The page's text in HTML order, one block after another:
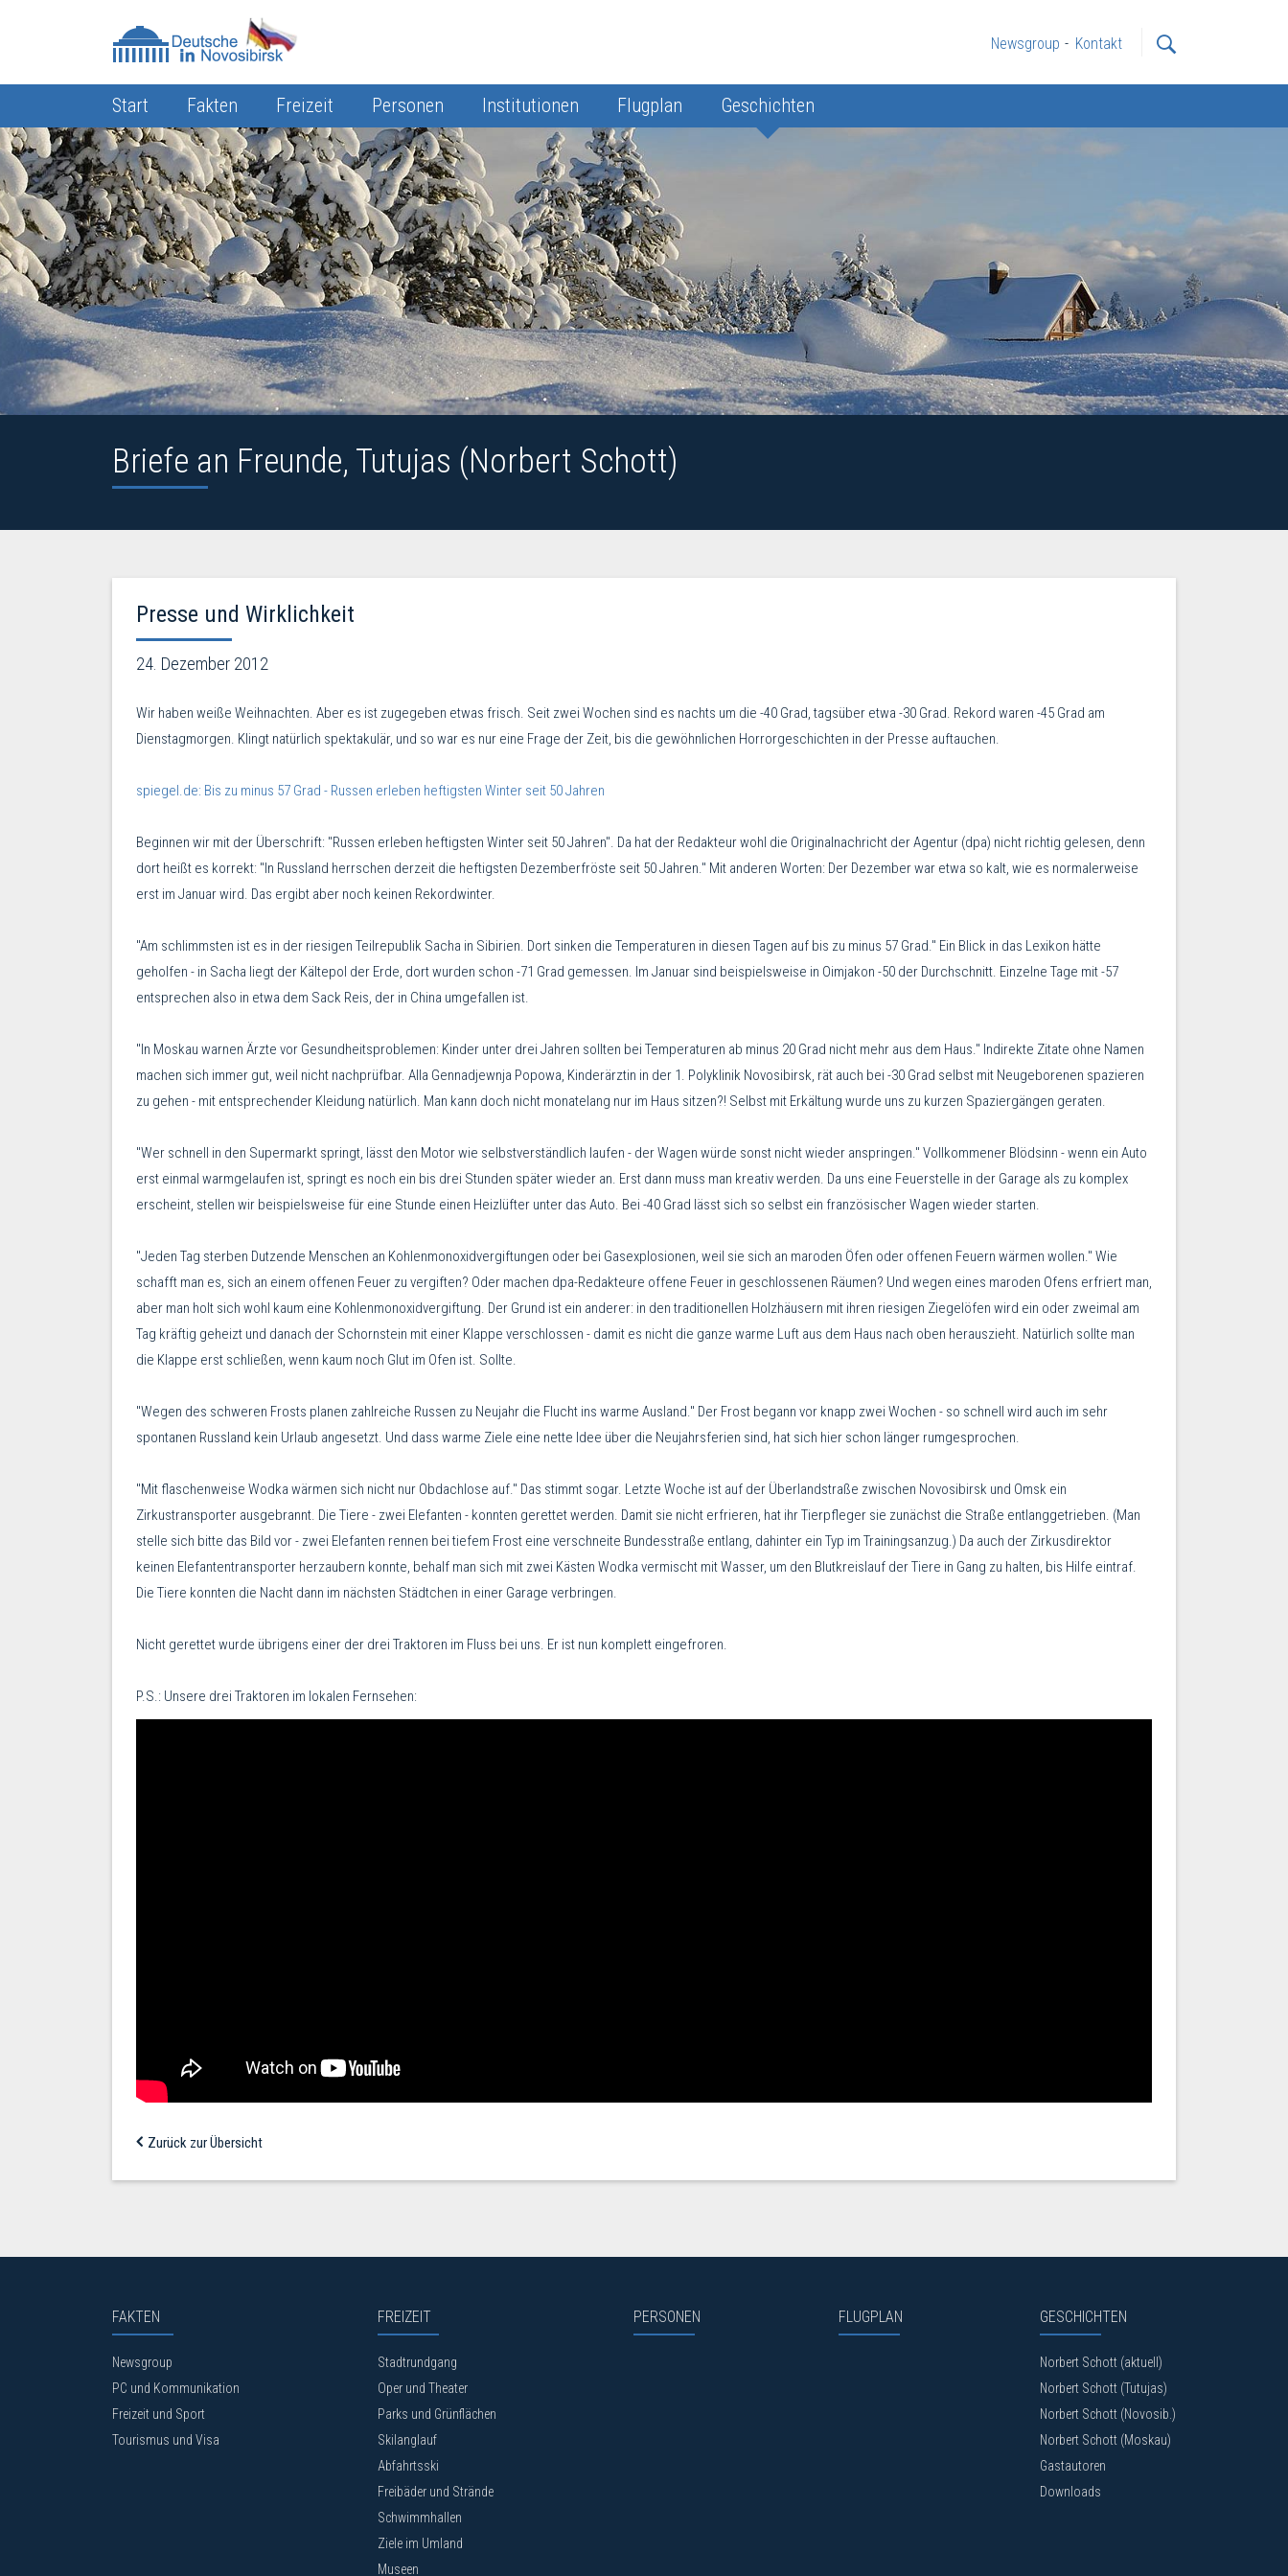
Newsgroup Kontakt
Start Fakten Freizeit Personen Institutionen Flugplan Geschichten
Briefe an Freunde, Tutujas (Norbert Schott)
Presse und Wirklichkeit
24. Dezember 2012
Wir haben weiße Weihnachten. Aber es ist zugegeben etwas frisch. Seit zwei Wochen sind es nachts um die -40 Grad, tagsüber etwa -30 Grad. Rekord waren -45 Grad am
Dienstagmorgen. Klingt natürlich spektakulär, und so war es nur eine Frage der Zeit, bis die gewöhnlichen Horrorgeschichten in der Presse auftauchen.
spiegel.de: Bis zu minus 57 Grad - Russen erleben heftigsten Winter seit 50 Jahren
Beginnen wir mit der Überschrift: "Russen erleben heftigsten Winter seit 50 Jahren". Da hat der Redakteur wohl die Originalnachricht der Agentur (dpa) nicht richtig gelesen, denn
dort heißt es korrekt: "In Russland herrschen derzeit die heftigsten Dezemberfröste seit 50 Jahren." Mit anderen Worten: Der Dezember war etwa so kalt, wie es normalerweise
erst im Januar wird. Das ergibt aber noch keinen Rekordwinter.
"Am schlimmsten ist es in der riesigen Teilrepublik Sacha in Sibirien. Dort sinken die Temperaturen in diesen Tagen auf bis zu minus 57 Grad." Ein Blick in das Lexikon hätte
geholfen - in Sacha liegt der Kältepol der Erde, dort wurden schon -71 Grad gemessen. Im Januar sind beispielsweise in Oimjakon -50 der Durchschnitt. Einzelne Tage mit -57
entsprechen also in etwa dem Sack Reis, der in China umgefallen ist.
"In Moskau warnen Ärzte vor Gesundheitsproblemen: Kinder unter drei Jahren sollten bei Temperaturen ab minus 20 Grad nicht mehr aus dem Haus." Indirekte Zitate ohne Namen
machen sich immer gut, weil nicht nachprüfbar. Alla Gennadjewnja Popowa, Kinderärztin in der 1. Polyklinik Novosibirsk, rät auch bei -30 Grad selbst mit Neugeborenen spazieren
zu gehen - mit entsprechender Kleidung natürlich. Man kann doch nicht monatelang nur im Haus sitzen?! Selbst mit Erkältung wurde uns zu kurzen Spaziergängen geraten.
"Wer schnell in den Supermarkt springt, lässt den Motor wie selbstverständlich laufen - der Wagen würde sonst nicht wieder anspringen." Vollkommener Blödsinn - wenn ein Auto
erst einmal warmgelaufen ist, springt es noch ein bis drei Stunden später wieder an. Erst dann muss man kreativ werden. Da uns eine Feuerstelle in der Garage als zu komplex
erscheint, stellen wir beispielsweise für eine Stunde einen Heizlüfter unter das Auto. Bei -40 Grad lässt sich so selbst ein französischer Wagen wieder starten.
"Jeden Tag sterben Dutzende Menschen an Kohlenmonoxidvergiftungen oder bei Gasexplosionen, weil sie sich an maroden Öfen oder offenen Feuern wärmen wollen." Wie
schafft man es, sich an einem offenen Feuer zu vergiften? Oder machen dpa-Redakteure offene Feuer in geschlossenen Räumen? Und wegen eines maroden Ofens erfriert man,
aber man holt sich wohl kaum eine Kohlenmonoxidvergiftung. Der Grund ist ein anderer: in den traditionellen Holzhäusern mit ihren riesigen Ziegelöfen wird ein oder zweimal am
Tag kräftig geheizt und danach der Schornstein mit einer Klappe verschlossen - damit es nicht die ganze warme Luft aus dem Haus nach oben herauszieht. Natürlich sollte man
die Klappe erst schließen, wenn kaum noch Glut im Ofen ist. Sollte.
"Wegen des schweren Frosts planen zahlreiche Russen zu Neujahr die Flucht ins warme Ausland." Der Frost begann vor knapp zwei Wochen - so schnell wird auch im sehr
spontanen Russland kein Urlaub angesetzt. Und dass warme Ziele eine nette Idee über die Neujahrsferien sind, hat sich hier schon länger rumgesprochen.
"Mit flaschenweise Wodka wärmen sich nicht nur Obdachlose auf." Das stimmt sogar. Letzte Woche ist auf der Überlandstraße zwischen Novosibirsk und Omsk ein
Zirkustransporter ausgebrannt. Die Tiere - zwei Elefanten - konnten gerettet werden. Damit sie nicht erfrieren, hat ihr Tierpfleger sie zunächst die Straße entlanggetrieben. (Man
stelle sich bitte das Bild vor - zwei Elefanten rennen bei tiefem Frost eine verschneite Bundesstraße entlang, dahinter ein Typ im Trainingsanzug.) Da auch der Zirkusdirektor
keinen Elefantentransporter herzaubern konnte, behalf man sich mit zwei Kästen Wodka vermischt mit Wasser, um den Blutkreislauf der Tiere in Gang zu halten, bis Hilfe eintraf.
Die Tiere konnten die Nacht dann im nächsten Städtchen in einer Garage verbringen.
Nicht gerettet wurde übrigens einer der drei Traktoren im Fluss bei uns. Er ist nun komplett eingefroren.
P.S.: Unsere drei Traktoren im lokalen Fernsehen:
Zurück zur Übersicht
FAKTEN
Newsgroup
PC und Kommunikation
Freizeit und Sport
Tourismus und Visa
FREIZEIT
Stadtrundgang
Oper und Theater
Parks und Grünflächen
Skilanglauf
Abfahrtsski
Freibäder und Strände
Schwimmhallen
Ziele im Umland
Museen
PERSONEN FLUGPLAN GESCHICHTEN
Norbert Schott (aktuell)
Norbert Schott (Tutujas)
Norbert Schott (Novosib.)
Norbert Schott (Moskau)
Gastautoren
Downloads